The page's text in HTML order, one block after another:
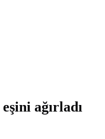
ağırladı